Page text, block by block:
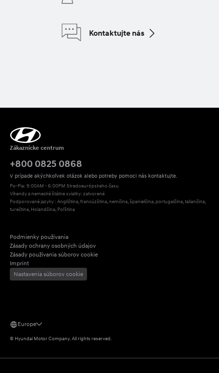
Kontaktujte nás
Zákaznícke centrum
+800 0825 0868
V prípade akýchkoľvek otázok alebo potreby pomoci nás kontaktujte.
Po-Pia: 9:00AM - 6:00PM Stredoeurópskeho času
Víkendy a nemecké štátne sviatky: zatvorené
Podporované jazyky : Angličtina, francúzština, nemčina, španielčina, portugalčina, taliančina,
turečtina, Holandčina, Poľština
Podmienky používania
Zásady ochrany osobných údajov
Zásady používania súborov cookie
Imprint
Nastavenia súborov cookie
Europe
© Hyundai Motor Company.All rights reserved.